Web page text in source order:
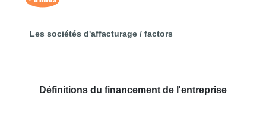
Les sociétés d'affacturage / factors
Définitions du financement de l'entreprise